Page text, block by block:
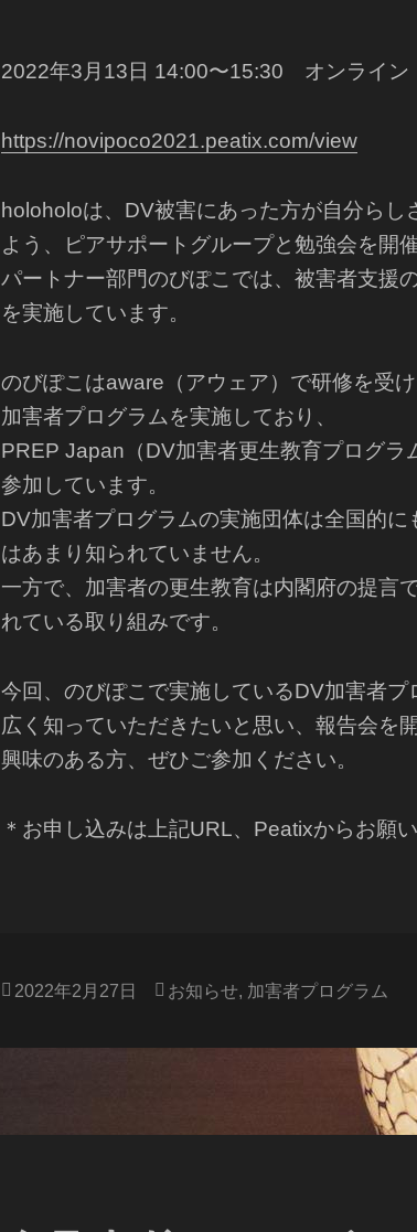
2022年3月13日 14:00〜15:30 オンライン
https://novipoco2021.peatix.com/view
holoholoは、DV被害にあった方が自分らし
よう、ピアサポートグループと勉強会を開
パートナー部門のびぽこでは、被害者支援
を実施しています。
のびぽこはaware（アウェア）で研修を受
加害者プログラムを実施しており、
PREP Japan（DV加害者更生教育プログ
参加しています。
DV加害者プログラムの実施団体は全国的
はあまり知られていません。
一方で、加害者の更生教育は内閣府の提言
れている取り組みです。
今回、のびぽこで実施しているDV加害者
広く知っていただきたいと思い、報告会を
興味のある方、ぜひご参加ください。
＊お申し込みは上記URL、Peatixからお願い
投
2022年2月27日
カ
お知らせ, 加害者プログラム